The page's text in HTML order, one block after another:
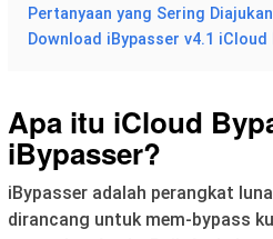
Pertanyaan yang Sering
Download iBypasser v4.1 iCloud
Apa itu iCloud
iBypasser?
iBypasser adalah perangkat
dirancang untuk mem-bypass